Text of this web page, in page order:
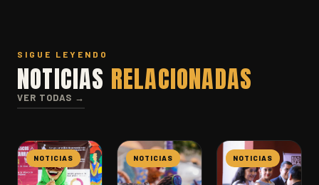
SIGUE LEYENDO
NOTICIAS RELACIONADAS
VER TODAS →
NOTICIAS NOTICIAS NOTICIAS